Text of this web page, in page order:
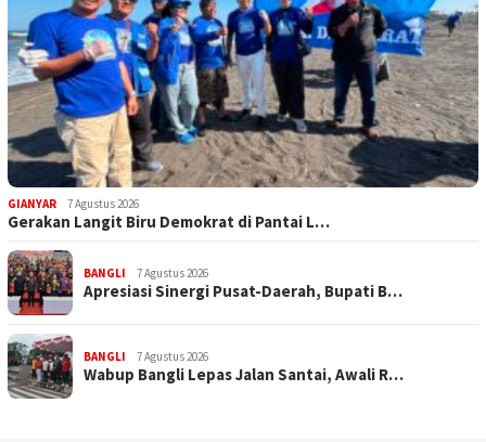
GIANYAR 7 Agustus 2026
Gerakan Langit Biru Demokrat di Pantai L…
BANGLI 7 Agustus 2026
Apresiasi Sinergi Pusat-Daerah, Bupati B…
BANGLI 7 Agustus 2026
Wabup Bangli Lepas Jalan Santai, Awali R…